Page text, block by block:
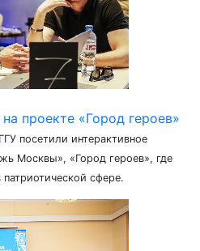
проекте «Город героев»
посетили интерактивное
Москвы», «Город героев», где
сфере.